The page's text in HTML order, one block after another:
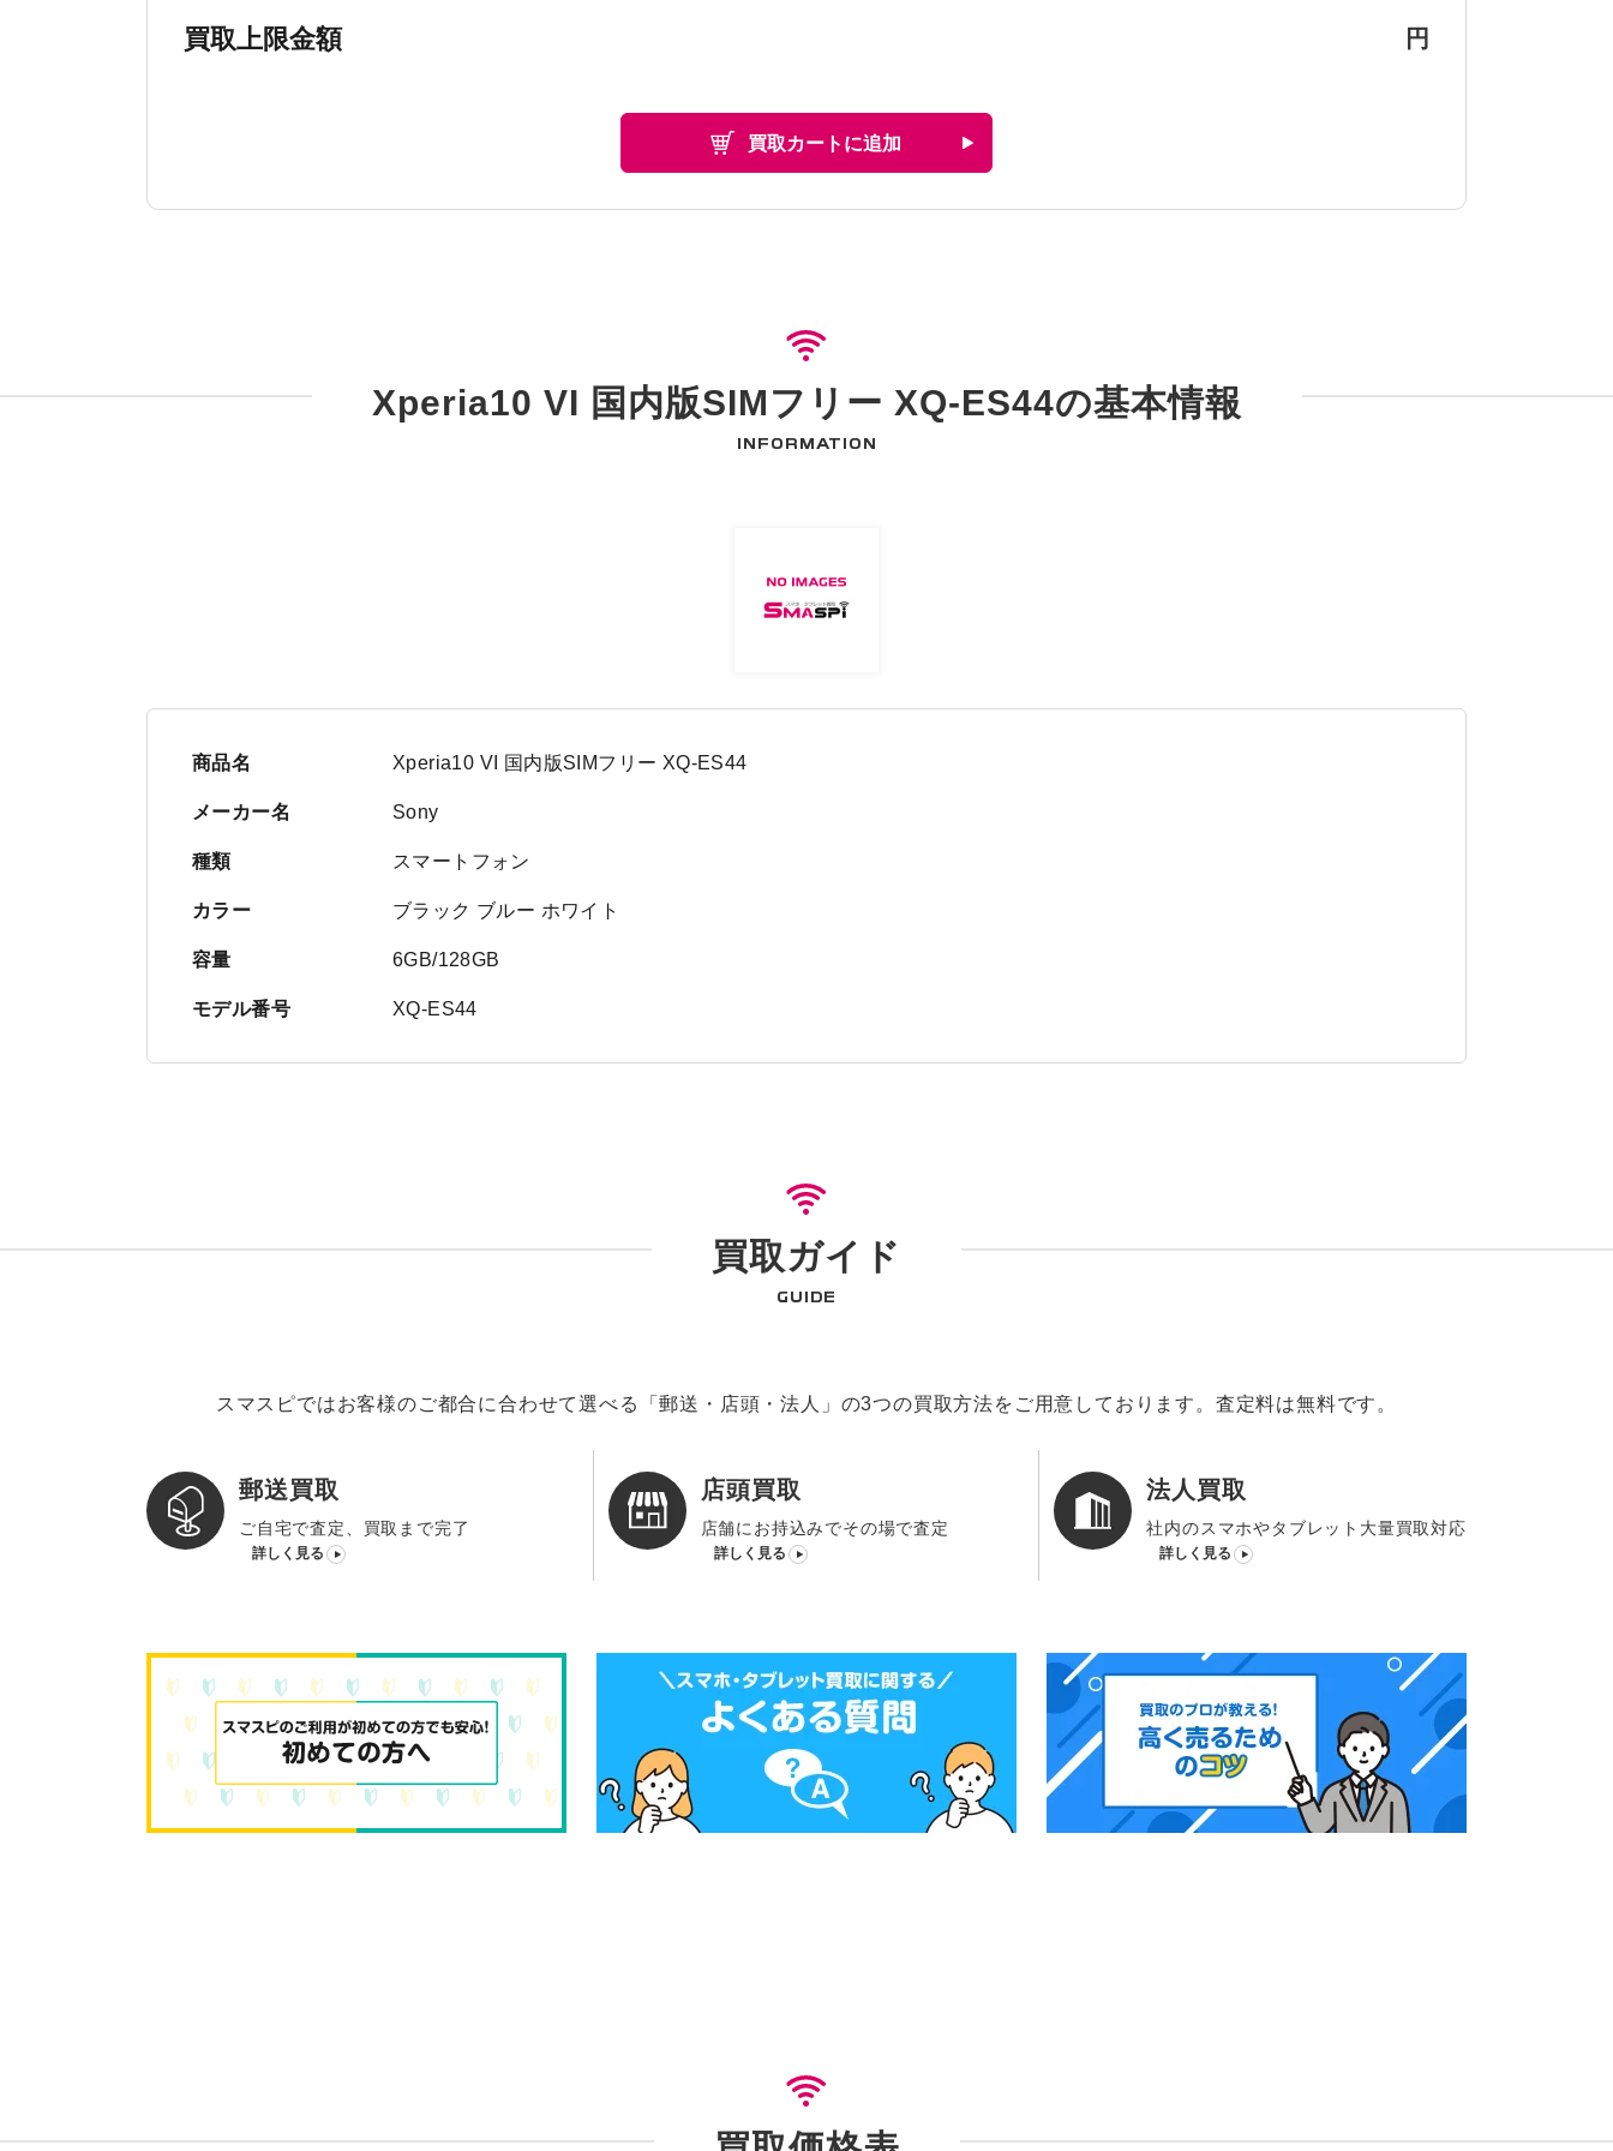
買取上限金額 円
買取カートに追加
Xperia10 VI 国内版SIMフリー XQ-ES44の基本情報
INFORMATION
商品名 Xperia10 VI 国内版SIMフリー XQ-ES44
メーカー名 Sony
種類 スマートフォン
カラー ブラック ブルー ホワイト
容量 6GB/128GB
モデル番号 XQ-ES44
買取ガイド
GUIDE
スマスピではお客様のご都合に合わせて選べる「郵送・店頭・法人」の3つの買取方法をご用意しております。査定料は無料です。
郵送買取
ご自宅で査定、買取まで完了
詳しく見る
店頭買取
店舗にお持込みでその場で査定
詳しく見る
法人買取
社内のスマホやタブレット大量買取対応
詳しく見る